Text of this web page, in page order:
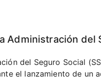
Administración del
del Seguro Social
el lanzamiento de un